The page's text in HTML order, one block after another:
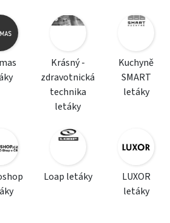
Krásný -
zdravotnická
technika
letáky
Kuchyně
SMART
letáky
Loap letáky
LUXOR
letáky